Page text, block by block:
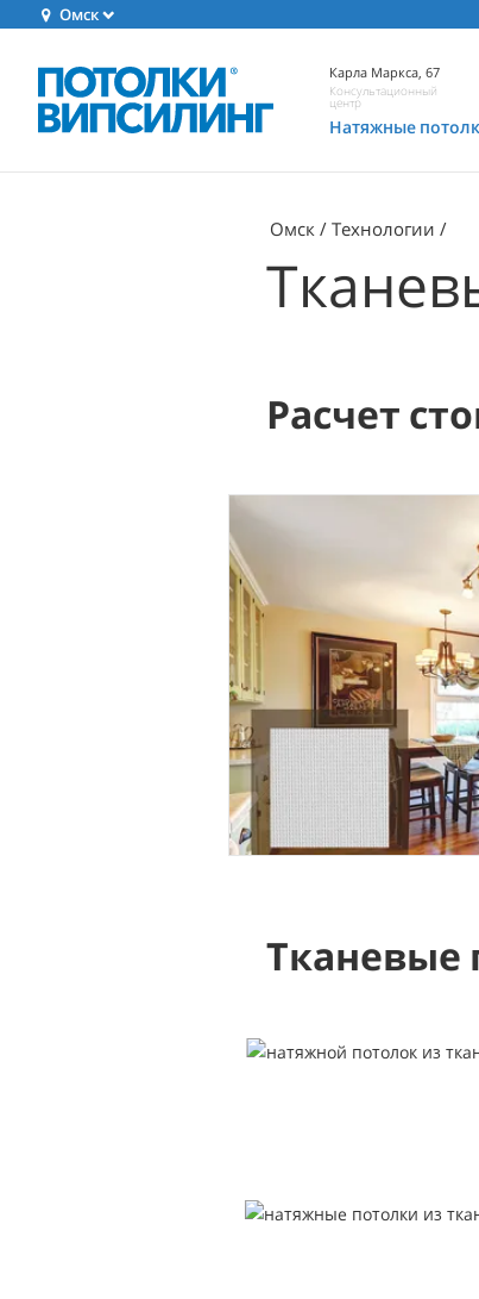
Омск
Карла Маркса, 67
Консультационный
центр
Натяжные
Омск Технологии
Расчет
Тканевые